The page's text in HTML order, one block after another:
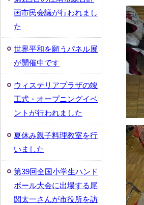
画市民会議が行われまし
た
世界平和を願うパネル展
が開催中です
ウィステリアプラザの竣
工式・オープニングイベ
ントが行われました
夏休み親子料理教室を行
いました
第39回全国小学生ハンド
ボール大会に出場する尾
関太一さんが市役所を訪